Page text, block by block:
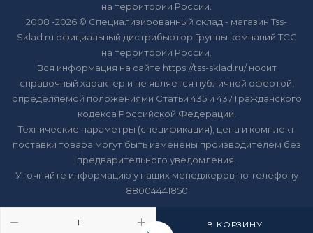
В КОРЗИНУ
на территории России.
2008 -2026 © Специализированный склад - магазин Tss-
Sklad.ru официальный дистрибьютор Группы компаний ТСС
на территории России.
Вся информация на сайте https://tss-sklad.ru/ носит
справочный характер и не является публичной офертой,
определяемой положениями Статьи 435 и 437 Гражданского
кодекса Российской Федерации.
Технические параметры (спецификация), цена и комплект
поставки товара могут быть изменены производителем без
предварительного уведомления.
Уточняйте информацию у наших менеджеров по телефону
88004441850